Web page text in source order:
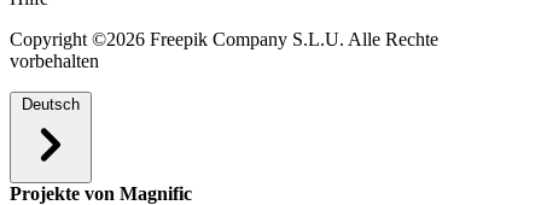
Copyright ©2026 Freepik Company S.L.U. Alle Rechte
vorbehalten
Deutsch
Projekte von Magnific